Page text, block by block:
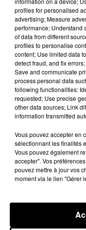
Quatre blessés
accident sur l'A10
Le choc a eu lieu
hauteur de
LE GRAND
profiles for personalised
advertising; Measure
performance; Understand
of data from different
profiles to personalise
content; Use limited data
detect fraud, and fix
Save and communicate
process personal data
following functionalities:
requested; Use precise
other data sources; Link
information transmitted
Vous pouvez accepter en
sélectionnant les finalités
Vous pouvez également
accepter". Vos
pouvez mettre à jour vos
moment via le lien "Gérer